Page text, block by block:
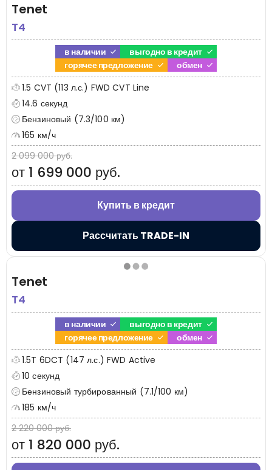
Tenet
T4
в наличии
выгодно в кредит
горячее предложение
обмен
1.5 CVT (113 л.с.) FWD CVT Line
14.6 секунд
Бензиновый (7.3/100 км)
165 км/ч
2 099 000 руб.
от 1 699 000 руб.
Купить в кредит
Рассчитать TRADE-IN
Tenet
T4
в наличии
выгодно в кредит
горячее предложение
обмен
1.5T 6DCT (147 л.с.) FWD Active
10 секунд
Бензиновый турбированный (7.1/100 км)
185 км/ч
2 220 000 руб.
от 1 820 000 руб.